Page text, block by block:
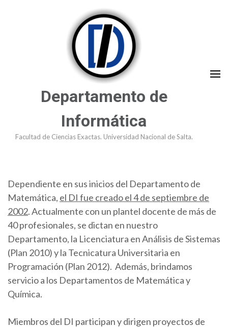
Departamento de
Informática
Facultad de Ciencias Exactas. Universidad Nacional de Salta.
Dependiente en sus inicios del Departamento de
Matemática, el DI fue creado el 4 de septiembre de
2002. Actualmente con un plantel docente de más de
40 profesionales, se dictan en nuestro
Departamento, la Licenciatura en Análisis de Sistemas
(Plan 2010) y la Tecnicatura Universitaria en
Programación (Plan 2012). Además, brindamos
servicio a los Departamentos de Matemática y
Química.
Miembros del DI participan y dirigen proyectos de